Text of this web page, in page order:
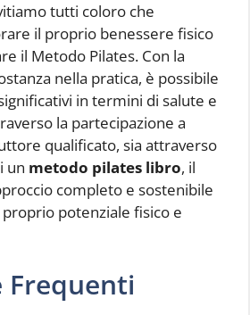
tutti coloro che
il proprio benessere fisico
il Metodo Pilates. Con la
nella pratica, è possibile
in termini di salute e
la partecipazione a
qualificato, sia attraverso
un metodo pilates libro, il
completo e sostenibile
potenziale fisico e
Frequenti